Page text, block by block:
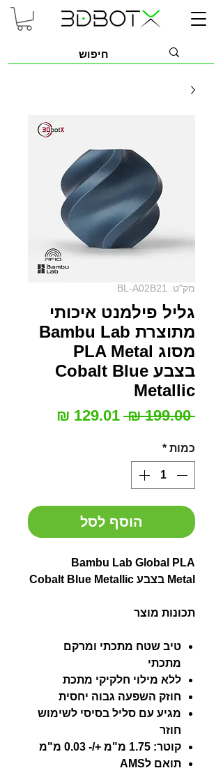
מק"ט: BL-A02B21
גליל פילמנט איכותי
מתוצרת Bambu Lab
מסוג PLA Metal
בצבע Cobalt Blue
Metallic
‏199.00 ‏₪
מחיר
כמות *
הוסף לסל
Bambu Lab Global PLA
Metal בצבע Cobalt Blue Metallic
תכונות מוצר
טיב שטח מתכתי ומרקם
מתכתי
ללא מילוי חלקיקי מתכת
חוזק השפעה גבוה יחסית
מגיע עם סליל בסיסי לשימוש
חוזר
קוטר: 1.75 מ"מ +/- 0.03 מ"מ
תואם לAMS